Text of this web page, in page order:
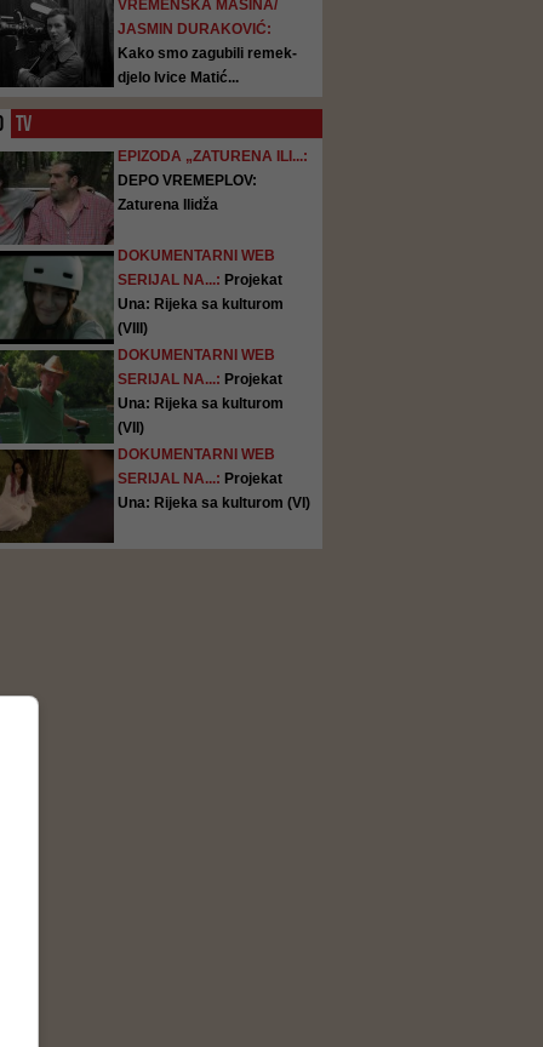
VREMENSKA MAŠINA/
JASMIN DURAKOVIĆ:
Kako smo zagubili remek-
djelo Ivice Matić...
TV
EPIZODA „ZATURENA ILI...:
DEPO VREMEPLOV:
Zaturena Ilidža
DOKUMENTARNI WEB
SERIJAL NA...: Projekat
Una: Rijeka sa kulturom
(VIII)
DOKUMENTARNI WEB
SERIJAL NA...: Projekat
Una: Rijeka sa kulturom
(VII)
DOKUMENTARNI WEB
SERIJAL NA...: Projekat
Una: Rijeka sa kulturom (VI)